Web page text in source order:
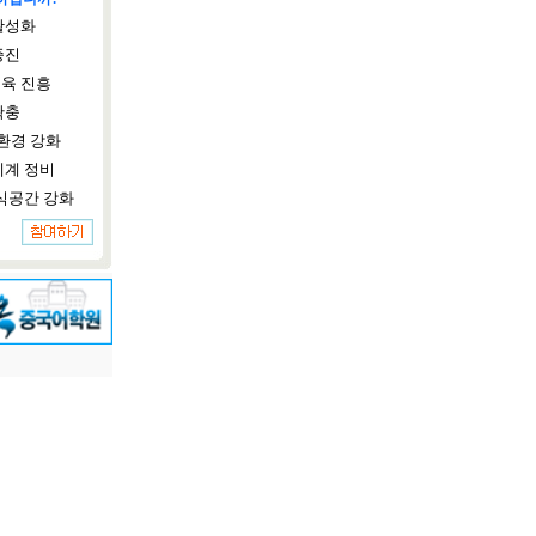
성화
진
진흥
충
경 강화
정비
공간 강화